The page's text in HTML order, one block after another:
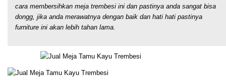
cara membersihkan meja trembesi ini dan pastinya anda sangat bisa
dongg, jika anda merawatnya dengan baik dan hati hati pastinya
furniture ini akan lebih tahan lama.